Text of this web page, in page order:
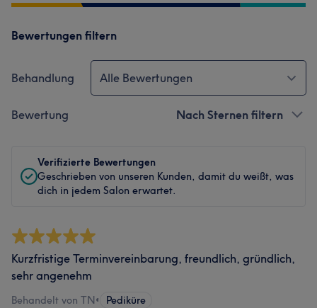
Bewertungen filtern
Behandlung Alle Bewertungen
Bewertung Nach Sternen filtern
Verifizierte Bewertungen
Geschrieben von unseren Kunden, damit du weißt, was
dich in jedem Salon erwartet.
Kurzfristige Terminvereinbarung, freundlich, gründlich,
sehr angenehm
Behandelt von TN• Pediküre